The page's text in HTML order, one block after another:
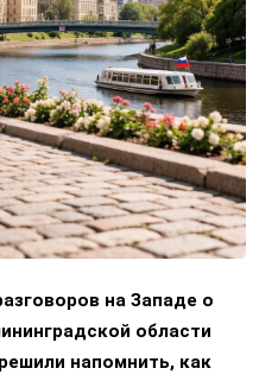
на Западе о
области
напомнить, как